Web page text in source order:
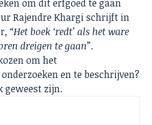
om dit erfgoed te gaan
Rajendre Khargi schrijft in
“Het boek ‘redt’ als het ware
dreigen te gaan”.
om het
en te beschrijven?
geweest zijn.